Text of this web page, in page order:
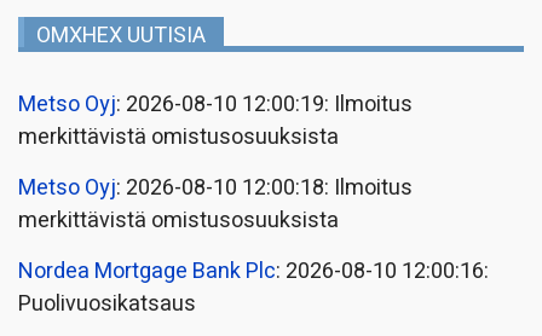
OMXHEX UUTISIA
Metso Oyj: 2026-08-10 12:00:19: Ilmoitus
merkittävistä omistusosuuksista
Metso Oyj: 2026-08-10 12:00:18: Ilmoitus
merkittävistä omistusosuuksista
Nordea Mortgage Bank Plc: 2026-08-10 12:00:16:
Puolivuosikatsaus